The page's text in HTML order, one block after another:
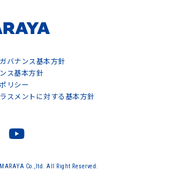
バナンス基本方針
ス基本方針
リシー
スメントに対する基本方針
Co.,ltd. All Right Reserved.